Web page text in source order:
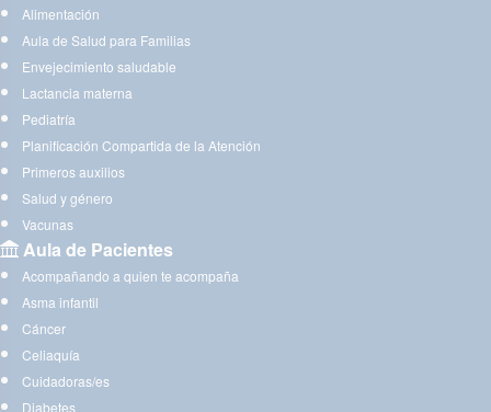
Alimentación
Aula de Salud para Familias
Envejecimiento saludable
Lactancia materna
Pediatría
Planificación Compartida de la Atención
Primeros auxilios
Salud y género
Vacunas
Aula de Pacientes
Acompañando a quien te acompaña
Asma infantil
Cáncer
Celiaquía
Cuidadoras/es
Diabetes